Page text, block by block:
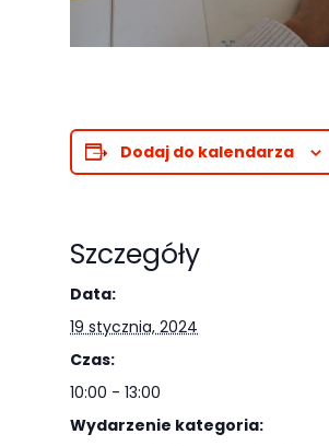
Dodaj do kalendarza
Szczegóły
Data:
19 stycznia, 2024
Czas:
10:00 - 13:00
Wydarzenie kategoria: